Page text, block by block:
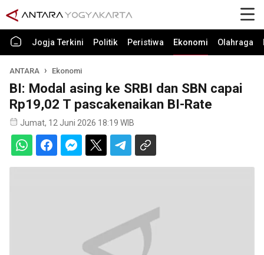
Jogja Terkini Politik Peristiwa Ekonomi Olahraga
ANTARA Ekonomi
BI: Modal asing ke SRBI dan SBN capai
Rp19,02 T pascakenaikan BI-Rate
Jumat, 12 Juni 2026 18:19 WIB